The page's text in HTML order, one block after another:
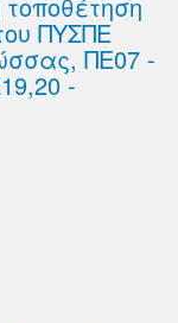
ΠΥΣΠΕ
ΠΕ07 -
-